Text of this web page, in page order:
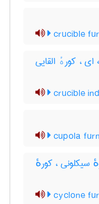
crucible
ای ، کورهٔ القایی
crucible
cupola
سیکلونی ، کورهٔ
cyclone